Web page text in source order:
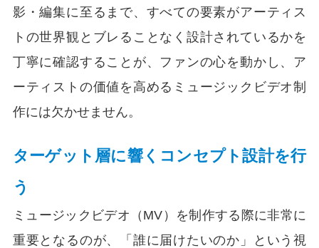
影・編集に至るまで、すべての要素がアーティス
トの世界観とブレることなく設計されているかを
丁寧に確認することが、ファンの心を動かし、ア
ーティストの価値を高めるミュージックビデオ制
作には欠かせません。
ターゲット層に響くコンセプト設計を行
う
ミュージックビデオ（MV）を制作する際に非常に
重要となるのが、「誰に届けたいのか」という視